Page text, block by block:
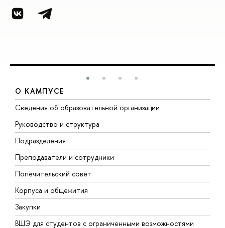
О КАМПУСЕ
Сведения об образовательной организации
Руководство и структура
Подразделения
Преподаватели и сотрудники
Попечительский совет
Корпуса и общежития
Закупки
ВШЭ для студентов с ограниченными возможностями